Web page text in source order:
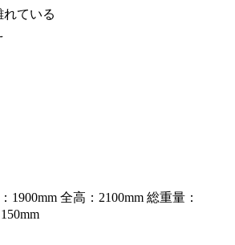
れている
1900mm 全高：2100mm 総重量：